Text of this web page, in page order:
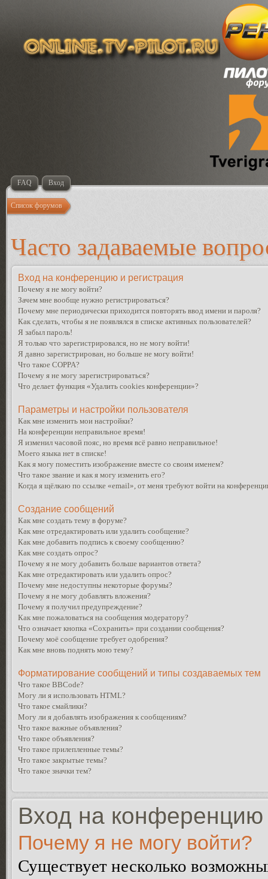
FAQ Вход
Список форумов
Часто задаваемые
Вход на конференцию и регистрация
Почему я не могу войти?
Зачем мне вообще нужно регистрироваться?
Почему мне периодически приходится повторять ввод имени и пароля?
Как сделать, чтобы я не появлялся в списке активных пользователей?
Я забыл пароль!
Я только что зарегистрировался, но не могу войти!
Я давно зарегистрирован, но больше не могу войти!
Что такое COPPA?
Почему я не могу зарегистрироваться?
Что делает функция «Удалить cookies конференции»?
Параметры и настройки пользователя
Как мне изменить мои настройки?
На конференции неправильное время!
Я изменил часовой пояс, но время всё равно неправильное!
Моего языка нет в списке!
Как я могу поместить изображение вместе со своим именем?
Что такое звание и как я могу изменить его?
Когда я щёлкаю по ссылке «email», от меня требуют войти на
Создание сообщений
Как мне создать тему в форуме?
Как мне отредактировать или удалить сообщение?
Как мне добавить подпись к своему сообщению?
Как мне создать опрос?
Почему я не могу добавить больше вариантов ответа?
Как мне отредактировать или удалить опрос?
Почему мне недоступны некоторые форумы?
Почему я не могу добавлять вложения?
Почему я получил предупреждение?
Как мне пожаловаться на сообщения модератору?
Что означает кнопка «Сохранить» при создании сообщения?
Почему моё сообщение требует одобрения?
Как мне вновь поднять мою тему?
Форматирование сообщений и типы создаваемых тем
Что такое BBCode?
Могу ли я использовать HTML?
Что такое смайлики?
Могу ли я добавлять изображения к сообщениям?
Что такое важные объявления?
Что такое объявления?
Что такое прилепленные темы?
Что такое закрытые темы?
Что такое значки тем?
Вход на конференцию
Почему я не могу войти?
Существует несколько